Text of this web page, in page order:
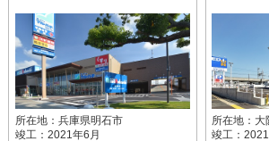
所在地：兵庫県明石市
竣工：2021年6月
所在地：大
竣工：